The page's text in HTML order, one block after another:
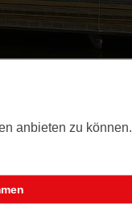
anbieten zu können.